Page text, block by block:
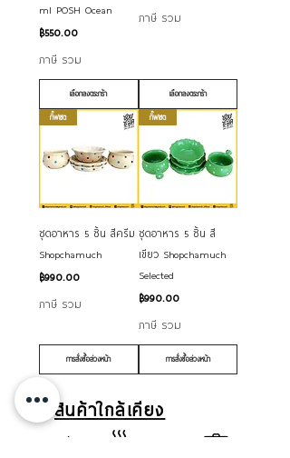
ml POSH Ocean
ราคา
฿550.00
ภาษี รวม
เลือกลงตระกร้า
ภาษี รวม
เลือกลงตระกร้า
กิ๊ฟเซต
ชุดอาหาร 5 ชิ้น สีครีม
Shopchamuch
ราคา
฿990.00
ภาษี รวม
การสั่งซื้อล่วงหน้า
กิ๊ฟเซต
ชุดอาหาร 5 ชิ้น สี
เขียว Shopchamuch
Selected
ราคา
฿990.00
ภาษี รวม
การสั่งซื้อล่วงหน้า
สินค้าใกล้เคียง